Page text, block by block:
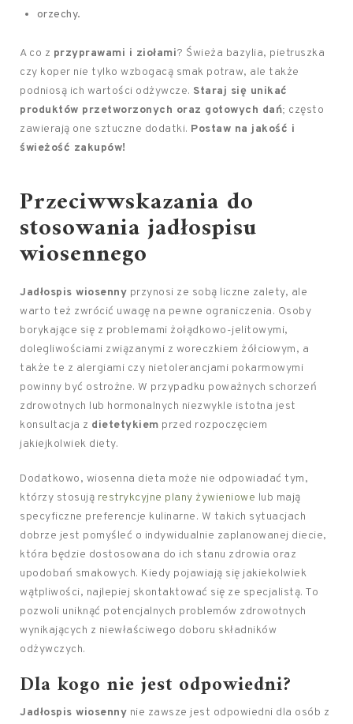
orzechy.
A co z przyprawami i ziołami? Świeża bazylia, pietruszka
czy koper nie tylko wzbogacą smak potraw, ale także
podniosą ich wartości odżywcze. Staraj się unikać
produktów przetworzonych oraz gotowych dań; często
zawierają one sztuczne dodatki. Postaw na jakość i
świeżość zakupów!
Przeciwwskazania do
stosowania jadłospisu
wiosennego
Jadłospis wiosenny przynosi ze sobą liczne zalety, ale
warto też zwrócić uwagę na pewne ograniczenia. Osoby
borykające się z problemami żołądkowo-jelitowymi,
dolegliwościami związanymi z woreczkiem żółciowym, a
także te z alergiami czy nietolerancjami pokarmowymi
powinny być ostrożne. W przypadku poważnych schorzeń
zdrowotnych lub hormonalnych niezwykle istotna jest
konsultacja z dietetykiem przed rozpoczęciem
jakiejkolwiek diety.
Dodatkowo, wiosenna dieta może nie odpowiadać tym,
którzy stosują restrykcyjne plany żywieniowe lub mają
specyficzne preferencje kulinarne. W takich sytuacjach
dobrze jest pomyśleć o indywidualnie zaplanowanej diecie,
która będzie dostosowana do ich stanu zdrowia oraz
upodobań smakowych. Kiedy pojawiają się jakiekolwiek
wątpliwości, najlepiej skontaktować się ze specjalistą. To
pozwoli uniknąć potencjalnych problemów zdrowotnych
wynikających z niewłaściwego doboru składników
odżywczych.
Dla kogo nie jest odpowiedni?
Jadłospis wiosenny nie zawsze jest odpowiedni dla osób z